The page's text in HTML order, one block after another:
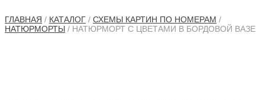
ГЛАВНАЯ / КАТАЛОГ / СХЕМЫ КАРТИН ПО НОМЕРАМ /
НАТЮРМОРТЫ / НАТЮРМОРТ С ЦВЕТАМИ В БОРДОВОЙ ВАЗЕ